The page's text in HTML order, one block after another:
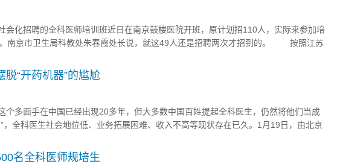
化招聘的全科医师培训班近日在南京鼓楼医院开班，原计划招110人，实际来参加培
南京市卫生局科教处朱春霞处长说，就这49人还是招聘两次才招到的。 按照江苏
本科教育后，再到三甲大医院进行3年规范的...
脱“开药机器”的尴尬
多面手在中国已经出现20多年，但大多数中国百姓提起全科医生，仍然将他们当成
，全科医生社会地位低、业务拓展困难、收入不高等现状存在已久。1月19日，由北京
办的“基层全科医生制度实施情况与存在的问题”研讨会上，“...
名全科医师规培生